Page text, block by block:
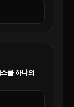
를 하나의